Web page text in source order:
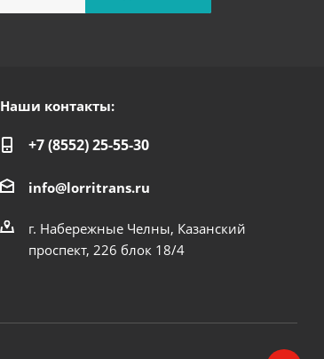
Наши контакты:
+7 (8552) 25-55-30
info@lorritrans.ru
г. Набережные Челны, Казанский
проспект, 226 блок 18/4